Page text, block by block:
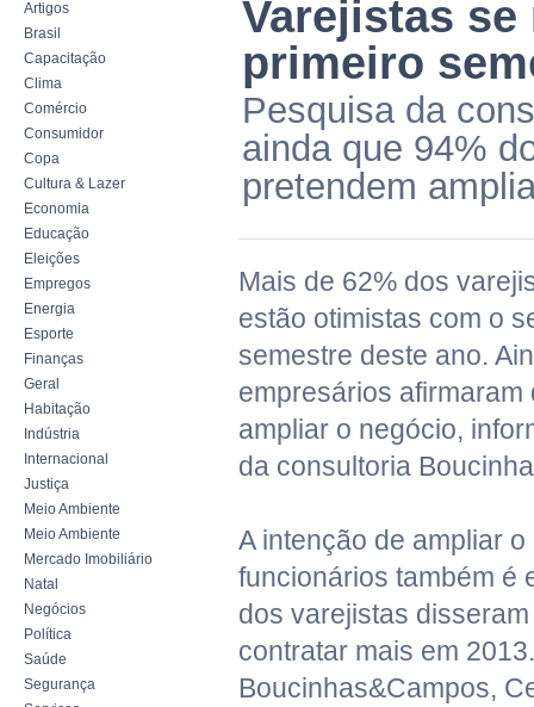
Artigos
Brasil
Capacitação
Clima
Comércio
Consumidor
Copa
Cultura & Lazer
Economia
Educação
Eleições
Empregos
Energia
Esporte
Finanças
Geral
Habitação
Indústria
Internacional
Justiça
Meio Ambiente
Meio Ambiente
Mercado Imobiliário
Natal
Negócios
Política
Saúde
Segurança
Varejistas
primeiro
Pesquisa da
ainda que 94%
pretendem
Mais de 62% dos
estão otimistas com o
semestre deste ano.
empresários afirmaram
ampliar o negócio,
da consultoria
A intenção de ampliar
funcionários também é
dos varejistas
contratar mais em
Boucinhas&Campos,